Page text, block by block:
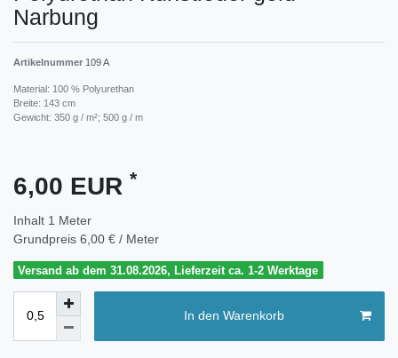
Narbung
Artikelnummer 109 A
Material: 100 % Polyurethan
Breite: 143 cm
Gewicht: 350 g / m²; 500 g / m
6,00 EUR *
Inhalt 1 Meter
Grundpreis 6,00 € / Meter
Versand ab dem 31.08.2026, Lieferzeit ca. 1-2 Werktage
In den Warenkorb